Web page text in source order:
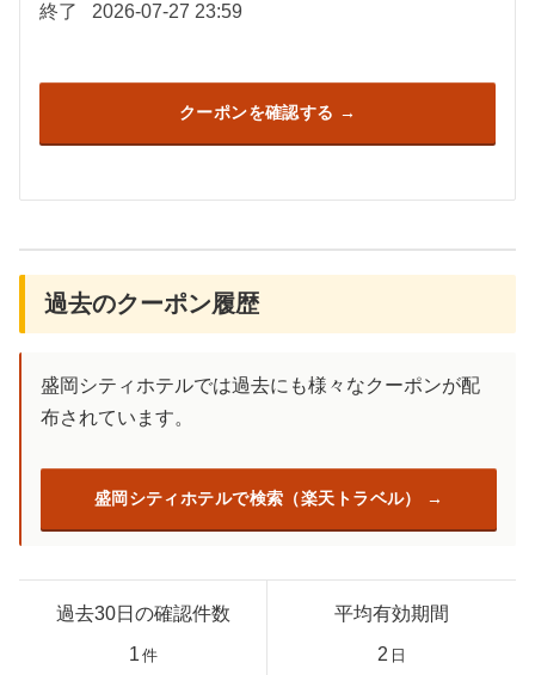
終了
2026-07-27 23:59
クーポンを確認する
過去のクーポン履歴
盛岡シティホテルでは過去にも様々なクーポンが配
布されています。
盛岡シティホテルで検索（楽天トラベル）
過去30日の確認件数
1 件
平均有効期間
2 日